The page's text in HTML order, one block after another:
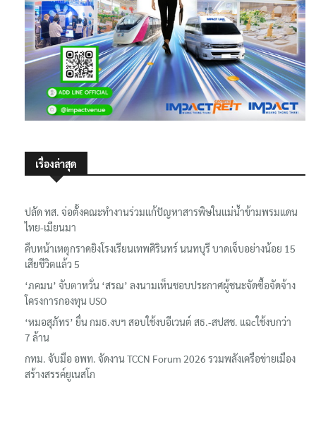
เรื่องล่าสุด
ปลัด ทส. จ่อตั้งคณะทำงานร่วมแก้ปัญหาสารพิษในแม่น้ำข้ามพรมแดน
ไทย-เมียนมา
คืบหน้าเหตุกราดยิงโรงเรียนเทพศิรินทร์ นนทบุรี บาดเจ็บอย่างน้อย 15
เสียชีวิตแล้ว 5
‘ภคมน’ จับตาหวั่น ‘สรณ’ ลงนามเห็นชอบประกาศผู้ชนะจัดซื้อจัดจ้าง
โครงการกองทุน USO
‘หมอสุภัทร’ ยื่น กมธ.งบฯ สอบใช้งบอีเวนต์ สธ.-สปสช. แฉcใช้งบกว่า
7 ล้าน
กทม. จับมือ อพท. จัดงาน TCCN Forum 2026 รวมพลังเครือข่ายเมือง
สร้างสรรค์ยูเนสโก